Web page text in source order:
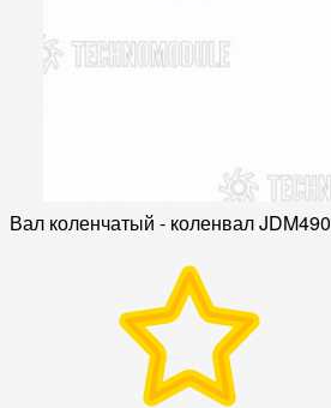
Вал коленчатый - коленвал JDM490